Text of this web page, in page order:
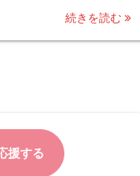
続きを読む